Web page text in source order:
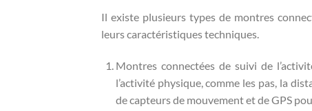
Il existe plusieurs types de montres
leurs caractéristiques techniques.
Montres connectées de suivi de
l’activité physique, comme les pas, la
de capteurs de mouvement et de GPS